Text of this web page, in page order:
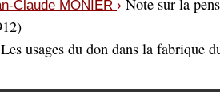
Claude MONIER › Note sur la
Les usages du don dans la fabrique